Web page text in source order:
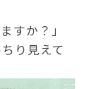
すか？」
り見えて